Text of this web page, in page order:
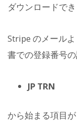
ダウンロードでき
Stripe のメール
書での登録番号
JP TRN
から始まる項目